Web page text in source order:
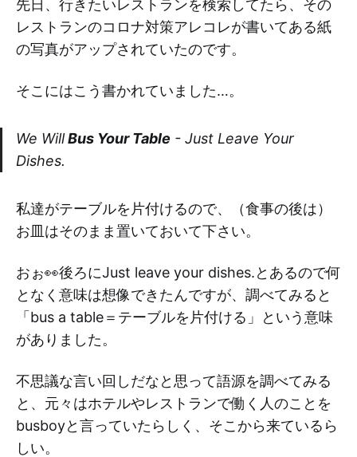
先日、行きたいレストランを検索してたら、その
レストランのコロナ対策アレコレが書いてある紙
の写真がアップされていたのです。
そこにはこう書かれていました…。
We WillBus Your Table - Just Leave Your
Dishes.
私達がテーブルを片付けるので、（食事の後は）
お皿はそのまま置いておいて下さい。
おぉ👀後ろにJust leave your dishes.とあるので何
となく意味は想像できたんですが、調べてみると
「bus a table＝テーブルを片付ける」という意味
がありました。
不思議な言い回しだなと思って語源を調べてみる
と、元々はホテルやレストランで働く人のことを
busboyと言っていたらしく、そこから来ているら
しい。